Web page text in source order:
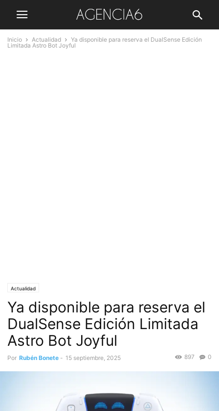
Inicio Actualidad
Ya disponible para reserva el DualSense Edición
Limitada Astro Bot Joyful
Actualidad
Ya disponible para reserva el
DualSense Edición Limitada
Astro Bot Joyful
Por Rubén Bonete - 15 septiembre, 2025 0
897